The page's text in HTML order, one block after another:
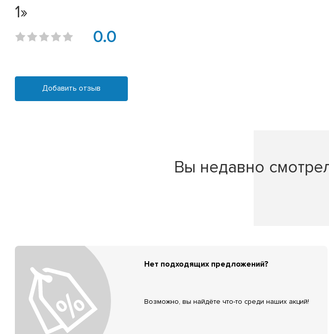
1»
0.0
Добавить отзыв
Вы недавно
Нет подходящих предложений?
Возможно, вы найдёте что-то среди наших акций!